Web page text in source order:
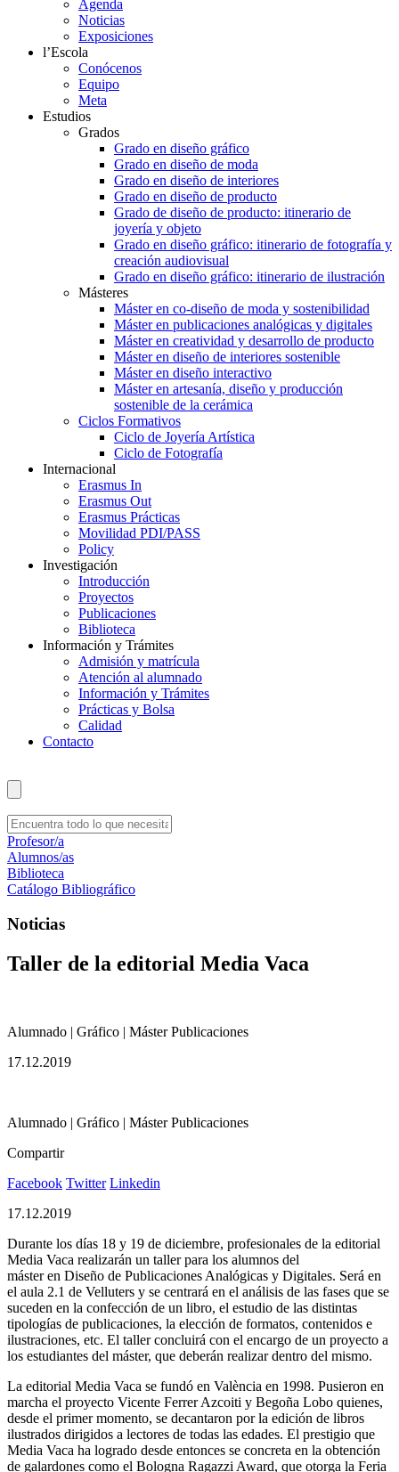
Agenda
Noticias
Exposiciones
l’Escola
Conócenos
Equipo
Meta
Estudios
Grados
Grado en diseño gráfico
Grado en diseño de moda
Grado en diseño de interiores
Grado en diseño de producto
Grado de diseño de producto: itinerario de
joyería y objeto
Grado en diseño gráfico: itinerario de fotografía y
creación audiovisual
Grado en diseño gráfico: itinerario de ilustración
Másteres
Máster en co-diseño de moda y sostenibilidad
Máster en publicaciones analógicas y digitales
Máster en creatividad y desarrollo de producto
Máster en diseño de interiores sostenible
Máster en diseño interactivo
Máster en artesanía, diseño y producción
sostenible de la cerámica
Ciclos Formativos
Ciclo de Joyería Artística
Ciclo de Fotografía
Internacional
Erasmus In
Erasmus Out
Erasmus Prácticas
Movilidad PDI/PASS
Policy
Investigación
Introducción
Proyectos
Publicaciones
Biblioteca
Información y Trámites
Admisión y matrícula
Atención al alumnado
Información y Trámites
Prácticas y Bolsa
Calidad
Contacto
Profesor/a
Alumnos/as
Biblioteca
Catálogo Bibliográfico
Noticias
Taller de la editorial Media Vaca
Alumnado | Gráfico | Máster Publicaciones
17.12.2019
Alumnado | Gráfico | Máster Publicaciones
Compartir
Facebook Twitter Linkedin
17.12.2019
Durante los días 18 y 19 de diciembre, profesionales de la editorial
Media Vaca realizarán un taller para los alumnos del
máster en Diseño de Publicaciones Analógicas y Digitales. Será en
el aula 2.1 de Velluters y se centrará en el análisis de las fases que se
suceden en la confección de un libro, el estudio de las distintas
tipologías de publicaciones, la elección de formatos, contenidos e
ilustraciones, etc. El taller concluirá con el encargo de un proyecto a
los estudiantes del máster, que deberán realizar dentro del mismo.
La editorial Media Vaca se fundó en València en 1998. Pusieron en
marcha el proyecto Vicente Ferrer Azcoiti y Begoña Lobo quienes,
desde el primer momento, se decantaron por la edición de libros
ilustrados dirigidos a lectores de todas las edades. El prestigio que
Media Vaca ha logrado desde entonces se concreta en la obtención
de galardones como el Bologna Ragazzi Award, que otorga la Feria